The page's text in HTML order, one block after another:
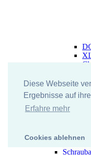
Diese Webseite
Ergebnisse auf
Erfahre mehr
Cookies ablehnen
Adapter
PA